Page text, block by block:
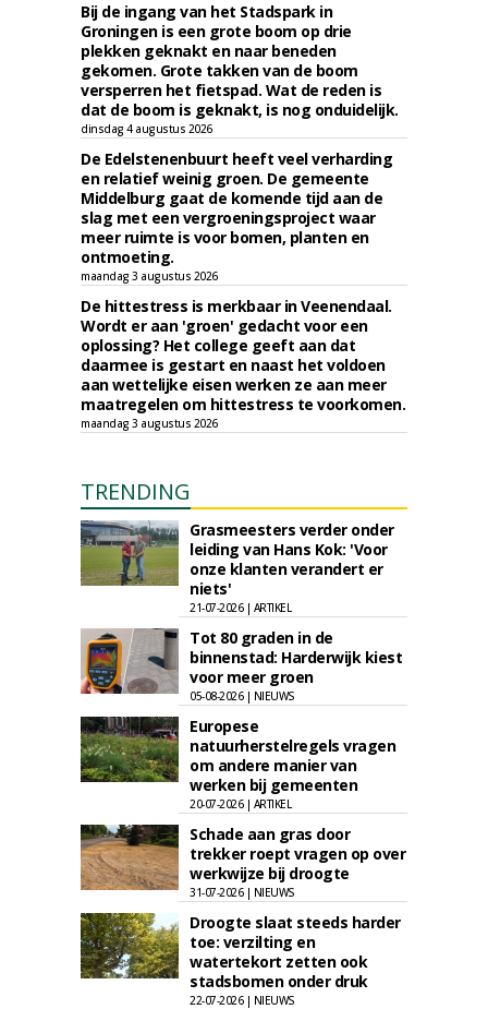
Bij de ingang van het Stadspark in
Groningen is een grote boom op drie
plekken geknakt en naar beneden
gekomen. Grote takken van de boom
versperren het fietspad. Wat de reden is
dat de boom is geknakt, is nog onduidelijk.
dinsdag 4 augustus 2026
De Edelstenenbuurt heeft veel verharding
en relatief weinig groen. De gemeente
Middelburg gaat de komende tijd aan de
slag met een vergroeningsproject waar
meer ruimte is voor bomen, planten en
ontmoeting.
maandag 3 augustus 2026
De hittestress is merkbaar in Veenendaal.
Wordt er aan 'groen' gedacht voor een
oplossing? Het college geeft aan dat
daarmee is gestart en naast het voldoen
aan wettelijke eisen werken ze aan meer
maatregelen om hittestress te voorkomen.
maandag 3 augustus 2026
TRENDING
Grasmeesters verder onder
leiding van Hans Kok: 'Voor
onze klanten verandert er
niets'
21-07-2026 | ARTIKEL
Tot 80 graden in de
binnenstad: Harderwijk kiest
voor meer groen
05-08-2026 | NIEUWS
Europese
natuurherstelregels vragen
om andere manier van
werken bij gemeenten
20-07-2026 | ARTIKEL
Schade aan gras door
trekker roept vragen op over
werkwijze bij droogte
31-07-2026 | NIEUWS
Droogte slaat steeds harder
toe: verzilting en
watertekort zetten ook
stadsbomen onder druk
22-07-2026 | NIEUWS